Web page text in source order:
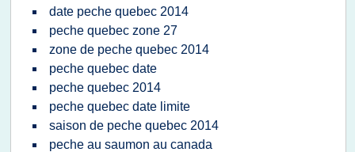
date peche quebec 2014
peche quebec zone 27
zone de peche quebec 2014
peche quebec date
peche quebec 2014
peche quebec date limite
saison de peche quebec 2014
peche au saumon au canada